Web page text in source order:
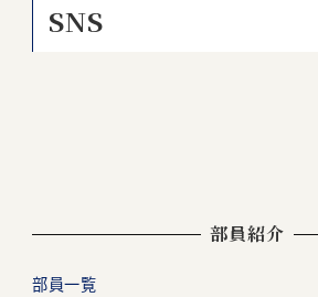
SNS
部員紹介
部員一覧